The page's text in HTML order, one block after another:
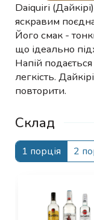
Daiquiri
яскравим
Його смак -
що ідеально
Напій
легкість.
повторити.
Склад
1 порція 2